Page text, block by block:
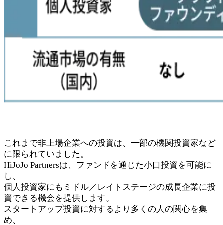
これまで非上場企業への投資は、一部の機関投資家など
に限られていました。
HiJoJo Partnersは、ファンドを通じた小口投資を可能に
し、
個人投資家にもミドル／レイトステージの成長企業に投
資できる機会を提供します。
スタートアップ投資に対するより多くの人の関心を集
め、